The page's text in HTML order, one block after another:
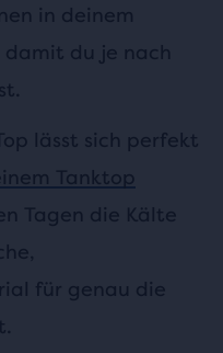
in deinem
damit du je nach
lässt sich perfekt
Tanktop
Tagen die Kälte
für genau die